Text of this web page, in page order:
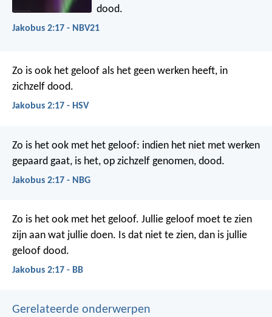
dood.
Jakobus 2:17 - NBV21
Zo is ook het geloof als het geen werken heeft, in
zichzelf dood.
Jakobus 2:17 - HSV
Zo is het ook met het geloof: indien het niet met werken
gepaard gaat, is het, op zichzelf genomen, dood.
Jakobus 2:17 - NBG
Zo is het ook met het geloof. Jullie geloof moet te zien
zijn aan wat jullie doen. Is dat niet te zien, dan is jullie
geloof dood.
Jakobus 2:17 - BB
Gerelateerde onderwerpen